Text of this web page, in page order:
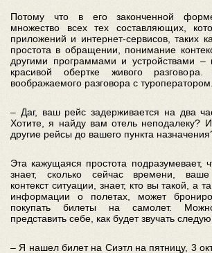
Потому что в его законченной
множество всех тех составляющих,
приложений и интернет-сервисов, таких
простота в обращении, понимание
другими программами и устройствами
красивой обертке живого
воображаемого разговора с туроператором.
– Даг, ваш рейс задерживается на два
Хотите, я найду вам отель неподалеку?
другие рейсы до вашего пункта
Эта кажущаяся простота подразумевает,
знает, сколько сейчас времени, ваше
контекст ситуации, знает, кто вы такой, а
информации о полетах, может
покупать билеты на самолет.
представить себе, как будет звучать
– Я нашел билет на Сиэтл на пятницу, 3